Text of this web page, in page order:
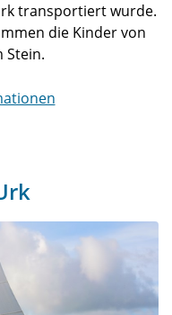
transportiert wurde.
die Kinder von
Stein.